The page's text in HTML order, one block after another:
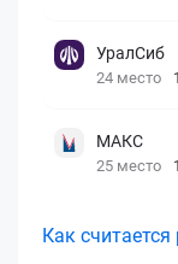
УралСиб
24 место
МАКС
25 место
Как